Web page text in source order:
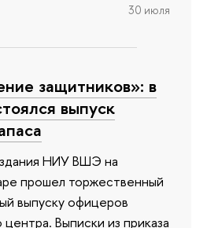
30 июля
защитников»: в
выпуск
НИУ ВШЭ на
прошел торжественный
выпуску офицеров
Выписки из приказа